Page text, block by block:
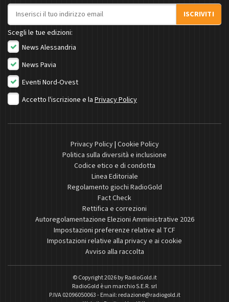
Indirizzo email
ISCRIVITI
Scegli le tue edizioni:
News Alessandria
News Pavia
Eventi Nord-Ovest
Accetto l'iscrizione e la Privacy Policy
Privacy Policy| Cookie Policy
Politica sulla diversità e inclusione
Codice etico e di condotta
Linea Editoriale
Regolamento giochi RadioGold
Fact Check
Rettifica e correzioni
Autoregolamentazione Elezioni Amministrative 2026
Impostazioni preferenze relative al TCF
Impostazioni relative alla privacy e ai cookie
Avviso alla raccolta
© Copyright 2026 byRadioGold.it
RadioGold è un marchio S.E.R. srl
P.IVA 02096050063 - Email: redazione@radiogold.it